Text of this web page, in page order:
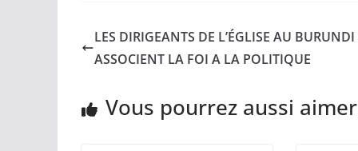
LES DIRIGEANTS DE L’ÉGLISE AU BURUNDI
ASSOCIENT LA FOI A LA POLITIQUE
Vous pourrez aussi aimer